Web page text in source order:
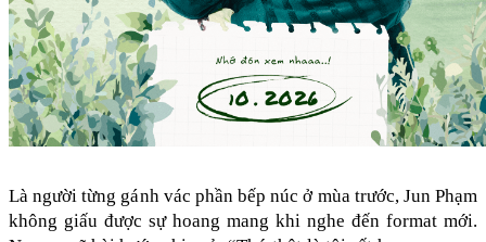
Là người từng gánh vác phần bếp núc ở mùa trước, Jun Phạm
không giấu được sự hoang mang khi nghe đến format mới.